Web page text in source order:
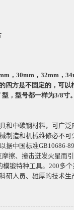
， 30mm， 32mm，
四方是不固定的，可以
，型号都一样为3/8寸
和中碳钢材料，可广
造和机械维修必不可
据中国标准GB10686-89
擦、撞击迸发火星而
锻特种工具。 200多个
研人员、雄厚的技术